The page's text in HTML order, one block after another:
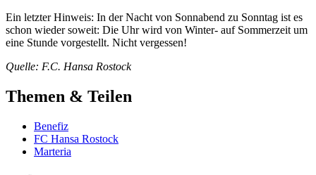
Ein letzter Hinweis: In der Nacht von Sonnabend zu Sonntag ist es
schon wieder soweit: Die Uhr wird von Winter- auf Sommerzeit um
eine Stunde vorgestellt. Nicht vergessen!
Quelle: F.C. Hansa Rostock
Themen & Teilen
Benefiz
FC Hansa Rostock
Marteria